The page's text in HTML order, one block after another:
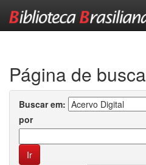
Página de busca
Buscar em:
por